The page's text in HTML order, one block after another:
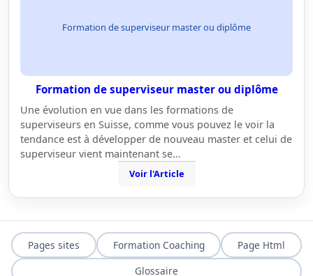
Formation de superviseur master ou diplôme
Formation de superviseur master ou diplôme
Une évolution en vue dans les formations de
superviseurs en Suisse, comme vous pouvez le voir la
tendance est à développer de nouveau master et celui de
superviseur vient maintenant se…
Voir l'Article
Pages sites Formation Coaching
Page Html
Glossaire